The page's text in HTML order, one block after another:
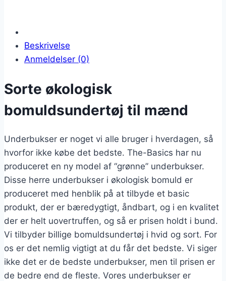
Beskrivelse
Anmeldelser (0)
Sorte økologisk
bomuldsundertøj til mænd
Underbukser er noget vi alle bruger i hverdagen, så
hvorfor ikke købe det bedste. The-Basics har nu
produceret en ny model af “grønne” underbukser.
Disse herre underbukser i økologisk bomuld er
produceret med henblik på at tilbyde et basic
produkt, der er bæredygtigt, åndbart, og i en kvalitet
der er helt uovertruffen, og så er prisen holdt i bund.
Vi tilbyder billige bomuldsundertøj i hvid og sort. For
os er det nemlig vigtigt at du får det bedste. Vi siger
ikke det er de bedste underbukser, men til prisen er
de bedre end de fleste. Vores underbukser er